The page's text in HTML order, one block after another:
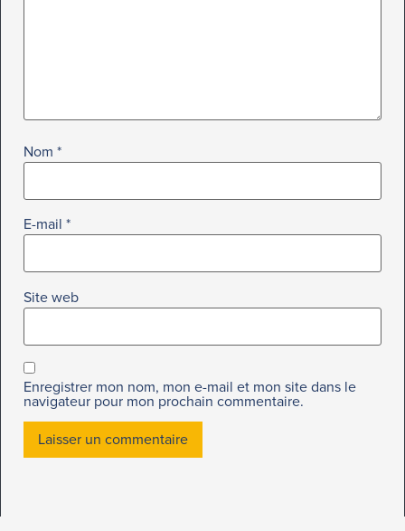
Nom *
E-mail *
Site web
Enregistrer mon nom, mon e-mail et mon site dans le
navigateur pour mon prochain commentaire.